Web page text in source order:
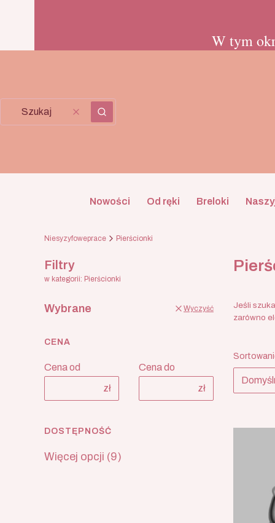
W tym
WyczyśćSzukaj
Nowości Od ręki Breloki
Niesyzyfoweprace Pierścionki
Filtry
w kategorii: Pierścionki
Wybrane Wyczyść
CENA
Cena od
zł
Cena do
zł
DOSTĘPNOŚĆ
Dostępność
Więcej opcji (9)
Jeśli
zarówno
Lista